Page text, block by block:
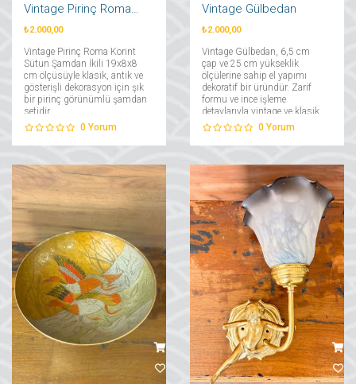
Vintage Pirinç Roma Korint Sütun Şamdan
₺2.000,00
Vintage Pirinç Roma Korint
Sütun Şamdan İkili 19x8x8
cm ölçüsüyle klasik, antik ve
gösterişli dekorasyon için şık
bir pirinç görünümlü şamdan
setidir....
0 Yorum
Vintage Gülbedan
₺2.000,00
Vintage Gülbedan, 6,5 cm
çap ve 25 cm yükseklik
ölçülerine sahip el yapımı
dekoratif bir üründür. Zarif
formu ve ince işleme
detaylarıyla vintage ve klasik
dekorasyona şık bir dokunuş
katar....
0 Yorum